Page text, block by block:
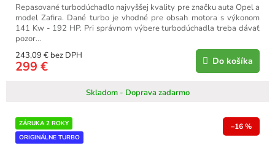
Skladom - Doprava zadarmo
243,09 € bez DPH
299 € Do košíka
Repasované turbodúchadlo najvyššej kvality pre značku auta Opel a
model Zafira. Dané turbo je vhodné pre obsah motora s výkonom
141 Kw - 192 HP. Pri správnom výbere turbodúchadla treba dávať
pozor...
ZÁRUKA 2 ROKY
ORIGINÁLNE TURBO
–16 %